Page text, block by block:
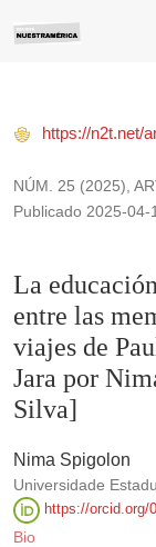
La educación
NÚM. 25 (2025)
La
entre las
viajes de
Jara por
Silva]
https://n2t.net/
Publicado 2025-04-
Nima Spigolon
Universidade
https://orcid.org/
Bio